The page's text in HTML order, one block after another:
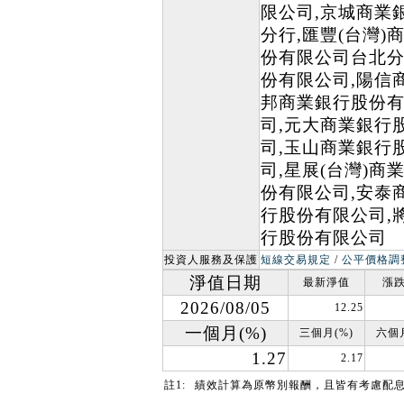
限公司,京城商業
分行,匯豐(台灣)
份有限公司台北
份有限公司,陽信
邦商業銀行股份
司,元大商業銀行
司,玉山商業銀行
司,星展(台灣)商
份有限公司,安泰
行股份有限公司,
行股份有限公司
投資人服務及保護 短線交易規定 / 公平價格調
淨值日期 最新淨值 漲
2026/08/05 12.25
一個月(%) 三個月(%) 六個
1.27 2.17
註1:
績效計算為原幣別報酬，且皆有考慮配